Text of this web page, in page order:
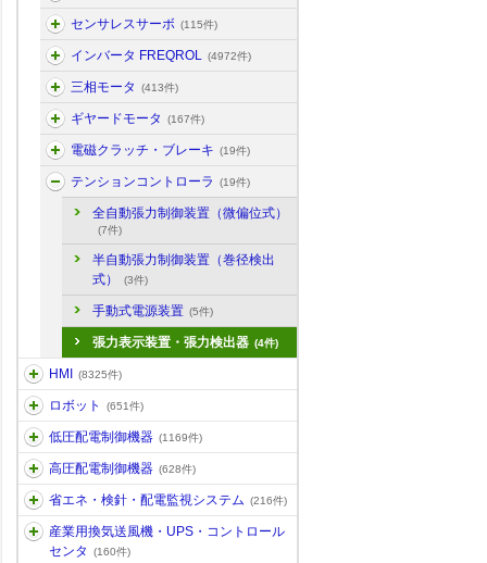
センサレスサーボ (115件)
インバータ FREQROL (4972件)
三相モータ (413件)
ギヤードモータ (167件)
電磁クラッチ・ブレーキ (19件)
テンションコントローラ (19件)
全自動張力制御装置（微偏位式）
(7件)
半自動張力制御装置（巻径検出
式）
(3件)
手動式電源装置 (5件)
張力表示装置・張力検出器 (4件)
HMI (8325件)
ロボット (651件)
低圧配電制御機器 (1169件)
高圧配電制御機器 (628件)
省エネ・検針・配電監視システム (216件)
産業用換気送風機・UPS・コントロール
センタ
(160件)